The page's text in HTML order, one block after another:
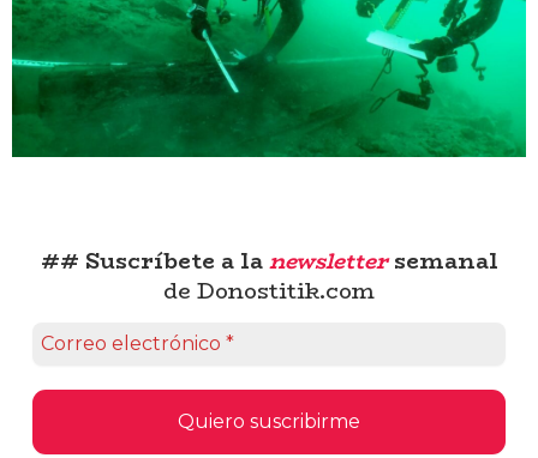
## Suscríbete a lanewslettersemanal
de Donostitik.com